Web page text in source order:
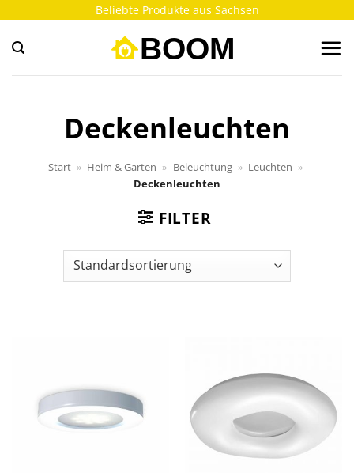
springen
Beliebte Produkte aus Sachsen
Deckenleuchten
Start » Heim & Garten » Beleuchtung » Leuchten »
Deckenleuchten
FILTER